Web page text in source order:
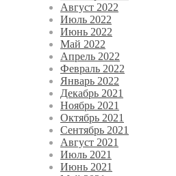
Август 2022
Июль 2022
Июнь 2022
Май 2022
Апрель 2022
Февраль 2022
Январь 2022
Декабрь 2021
Ноябрь 2021
Октябрь 2021
Сентябрь 2021
Август 2021
Июль 2021
Июнь 2021